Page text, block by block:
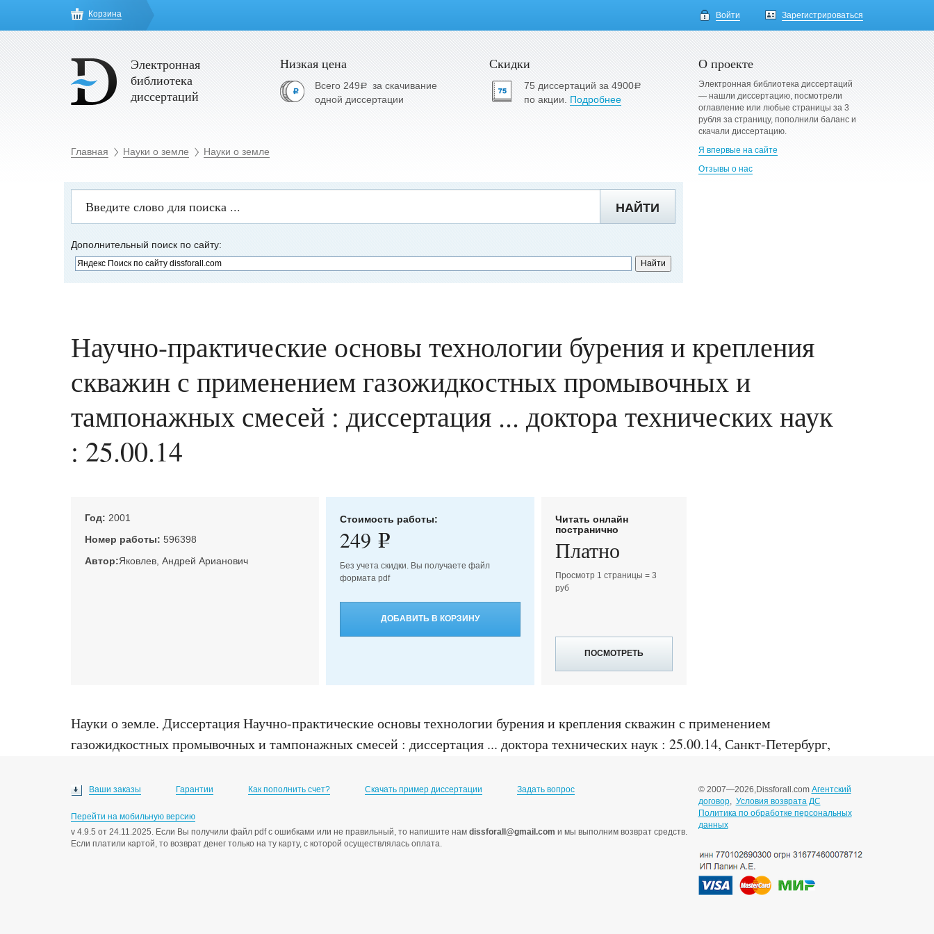
Корзина Войти Зарегистрироваться
Электронная
библиотека
диссертаций
Низкая цена
Всего 249a за скачивание
одной диссертации
Скидки
75 диссертаций за 4900a
по акции. Подробнее
Главная Науки о земле Науки о земле
О проекте
Электронная библиотека диссертаций
— нашли диссертацию, посмотрели
оглавление или любые страницы за 3
рубля за страницу, пополнили баланс и
скачали диссертацию.
Я впервые на сайте
Отзывы о нас
НАЙТИ
Дополнительный поиск по сайту:
Научно-практические основы технологии бурения и крепления
скважин с применением газожидкостных промывочных и
тампонажных смесей : диссертация ... доктора технических наук
: 25.00.14
Год: 2001
Номер работы: 596398
Автор:Яковлев, Андрей Арианович
Стоимость работы:
249 e
Без учета скидки. Вы получаете файл
формата pdf
ДОБАВИТЬ В КОРЗИНУ
Читать онлайн
постранично
Платно
Просмотр 1 страницы = 3
руб
ПОСМОТРЕТЬ
Науки о земле. Диссертация Научно-практические основы технологии бурения и крепления скважин с применением
газожидкостных промывочных и тампонажных смесей : диссертация ... доктора технических наук : 25.00.14, Санкт-Петербург,
Ваши заказы Гарантии Как пополнить счет? Скачать пример диссертации Задать вопрос
Перейти на мобильную версию
v 4.9.5 от 24.11.2025. Если Вы получили файл pdf с ошибками или не правильный, то напишите нам dissforall@gmail.com и мы выполним возврат средств.
Если платили картой, то возврат денег только на ту карту, с которой осуществлялась оплата.
© 2007—2026,Dissforall.com Агентский
договор, Условия возврата ДС
Политика по обработке персональных
данных